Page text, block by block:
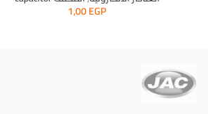
1,00EGP